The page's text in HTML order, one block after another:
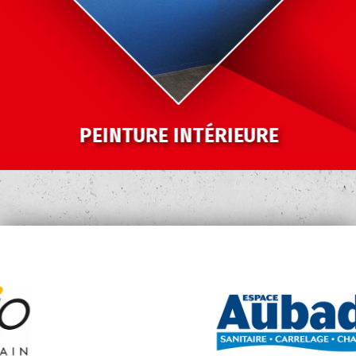
PEINTURE INTÉRIEURE